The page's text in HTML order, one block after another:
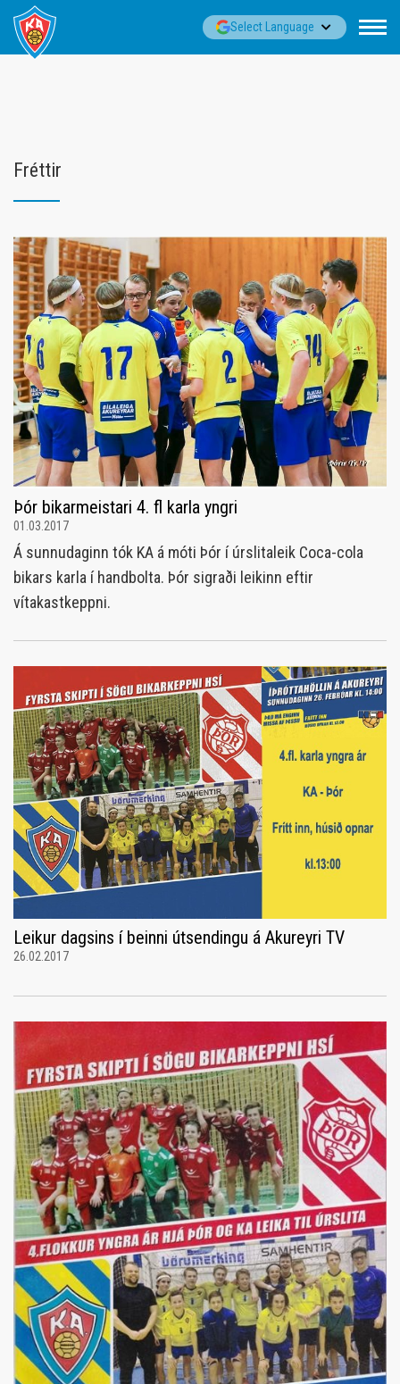
Fara
Select Language▼
Fréttir
Þór bikarmeistari 4. fl karla yngri
01.03.2017
Á sunnudaginn tók KA á móti Þór í úrslitaleik Coca-cola
bikars karla í handbolta. Þór sigraði leikinn eftir
vítakastkeppni.
Leikur dagsins í beinni útsendingu á Akureyri TV
26.02.2017